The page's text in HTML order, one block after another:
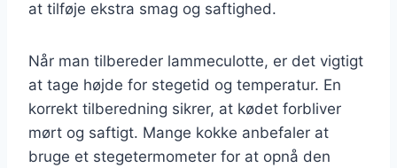
at tilføje ekstra smag og saftighed.
Når man tilbereder lammeculotte, er det vigtigt
at tage højde for stegetid og temperatur. En
korrekt tilberedning sikrer, at kødet forbliver
mørt og saftigt. Mange kokke anbefaler at
bruge et stegetermometer for at opnå den